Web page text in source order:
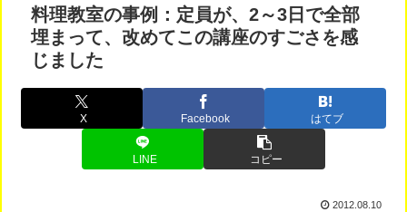
料理教室の事例：定員が、2～3日で全部
埋まって、改めてこの講座のすごさを感
じました
X Facebook はてブ
LINE コピー
2012.08.10